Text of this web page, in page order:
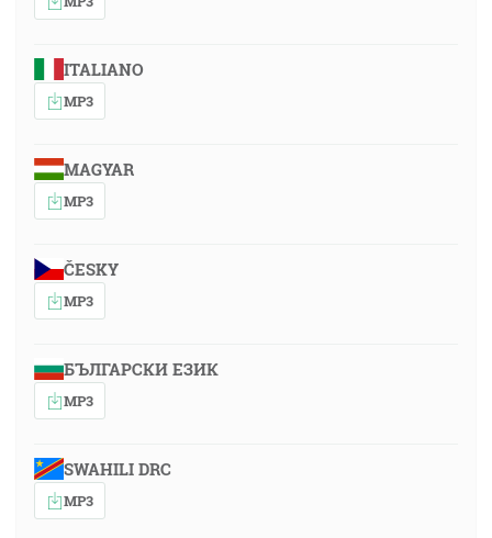
ITALIANO
MP3
MAGYAR
MP3
ČESKY
MP3
БЪЛГАРСКИ ЕЗИК
MP3
SWAHILI DRC
MP3